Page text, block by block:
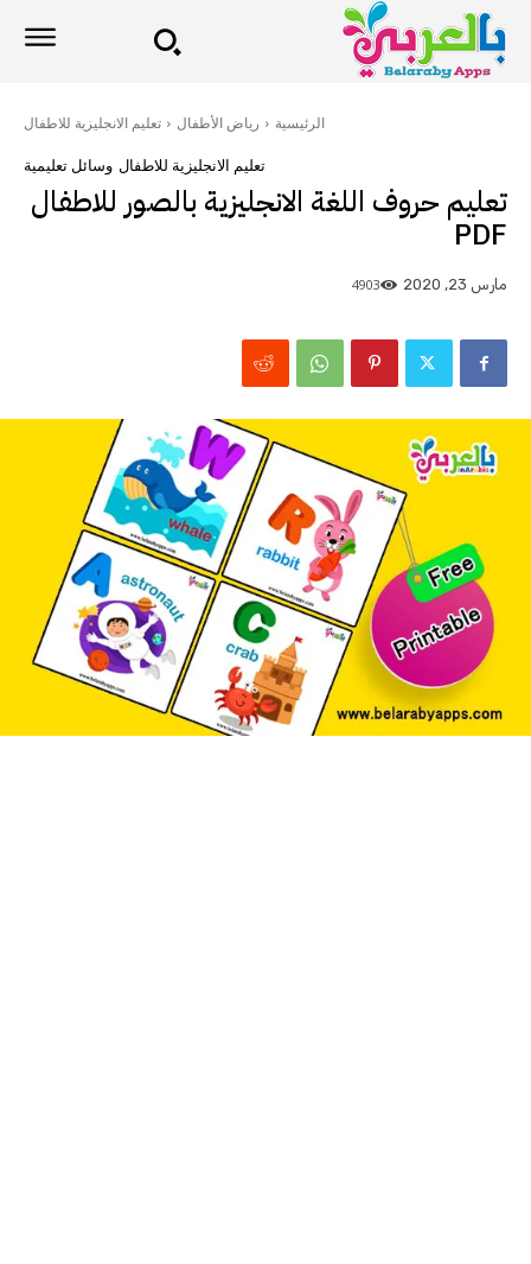
الرئيسية رياض الأطفال تعليم الانجليزية للاطفال
تعليم الانجليزية للاطفال وسائل تعليمية
تعليم حروف اللغة الانجليزية بالصور للاطفال
PDF
مارس 23, 2020 4903